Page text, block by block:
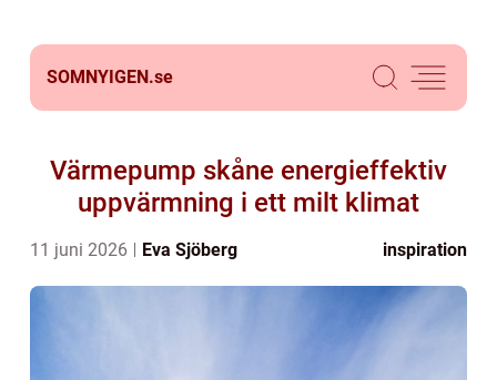
SOMNYIGEN.se
Värmepump skåne energieffektiv
uppvärmning i ett milt klimat
11 juni 2026 Eva Sjöberg inspiration